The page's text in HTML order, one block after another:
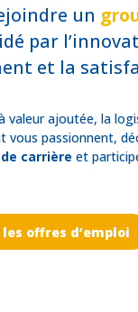
un
par
et la
valeur ajoutée, la
vous passionnent,
carrière et
offres d’emploi